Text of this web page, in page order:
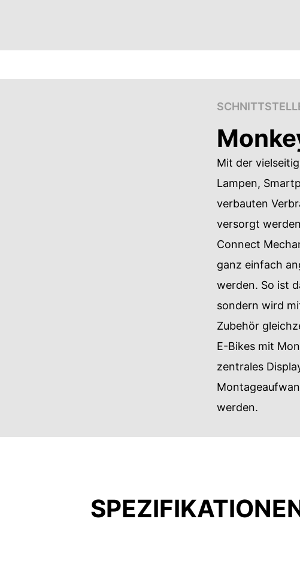
Mit der
Lampen,
verbauten
versorgt
Connect
ganz einfach
werden. So ist
sondern wird
Zubehör
E-Bikes mit
zentrales
werden.